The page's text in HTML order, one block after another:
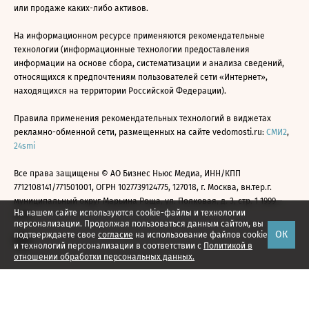
На нашем сайте используются cookie-файлы и технологии
персонализации. Продолжая пользоваться данным сайтом, вы
подтверждаете свое согласие на использование файлов cookie
и технологий персонализации в соответствии с Политикой в
отношении обработки персональных данных.
ОК
или продаже каких-либо активов.
На информационном ресурсе применяются рекомендательные
технологии (информационные технологии предоставления
информации на основе сбора, систематизации и анализа сведений,
относящихся к предпочтениям пользователей сети «Интернет»,
находящихся на территории Российской Федерации).
Правила применения рекомендательных технологий в виджетах
рекламно-обменной сети, размещенных на сайте vedomosti.ru: СМИ2,
24smi
Все права защищены © АО Бизнес Ньюс Медиа, ИНН/КПП
7712108141/771501001, ОГРН 1027739124775, 127018, г. Москва, вн.тер.г.
муниципальный округ Марьина Роща, ул. Полковая, д. 3, стр. 1 1999—
2026